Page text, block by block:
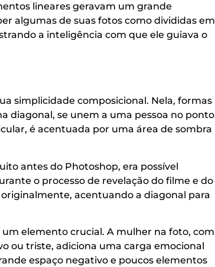
lineares geravam um grande
algumas de suas fotos como divididas em
a inteligência com que ele guiava o
simplicidade composicional. Nela, formas
diagonal, se unem a uma pessoa no ponto
é acentuada por uma área de sombra
antes do Photoshop, era possível
o processo de revelação do filme e do
acentuando a diagonal para
elemento crucial. A mulher na foto, com
ou triste, adiciona uma carga emocional
espaço negativo e poucos elementos